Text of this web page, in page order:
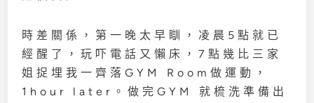
時差關係，第一晚太早瞓，凌晨5點就已
經醒了，玩吓電話又懶床，7點幾比三家
姐捉埋我一齊落GYM Room做運動，
1hour later。做完GYM 就梳洗準備出